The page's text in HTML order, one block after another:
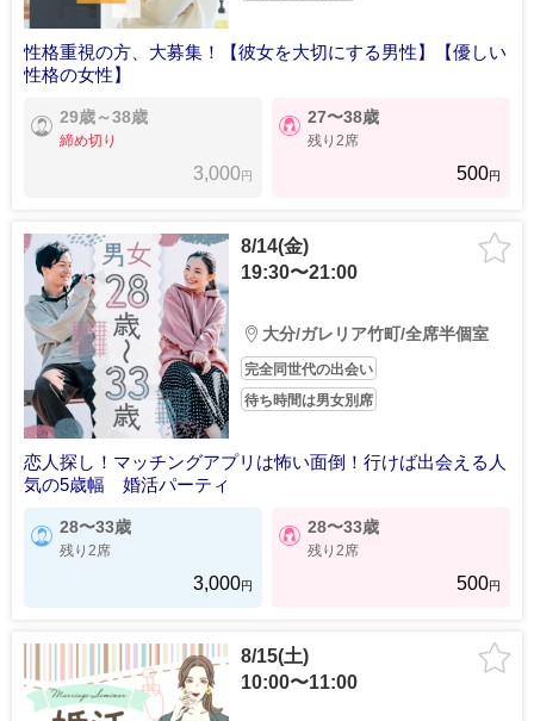
性格重視の方、大募集！【彼女を大切にする男性】【優しい
性格の女性】
29歳～38歳
締め切り
3,000円
27〜38歳
残り2席
500円
8/14(金)
19:30〜21:00
大分/ガレリア竹町/全席半個室
完全同世代の出会い
待ち時間は男女別席
恋人探し！マッチングアプリは怖い面倒！行けば出会える人
気の5歳幅 婚活パーティ
28〜33歳
残り2席
3,000円
28〜33歳
残り2席
500円
8/15(土)
10:00〜11:00